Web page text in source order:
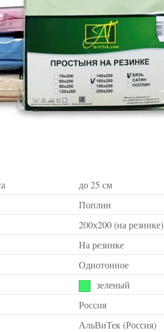
до 25 см
Поплин
200х200 (на резинке)
На резинке
Однотонное
зеленый
Россия
АльВиТек (Россия)